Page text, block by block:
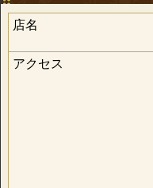
店名
アクセス